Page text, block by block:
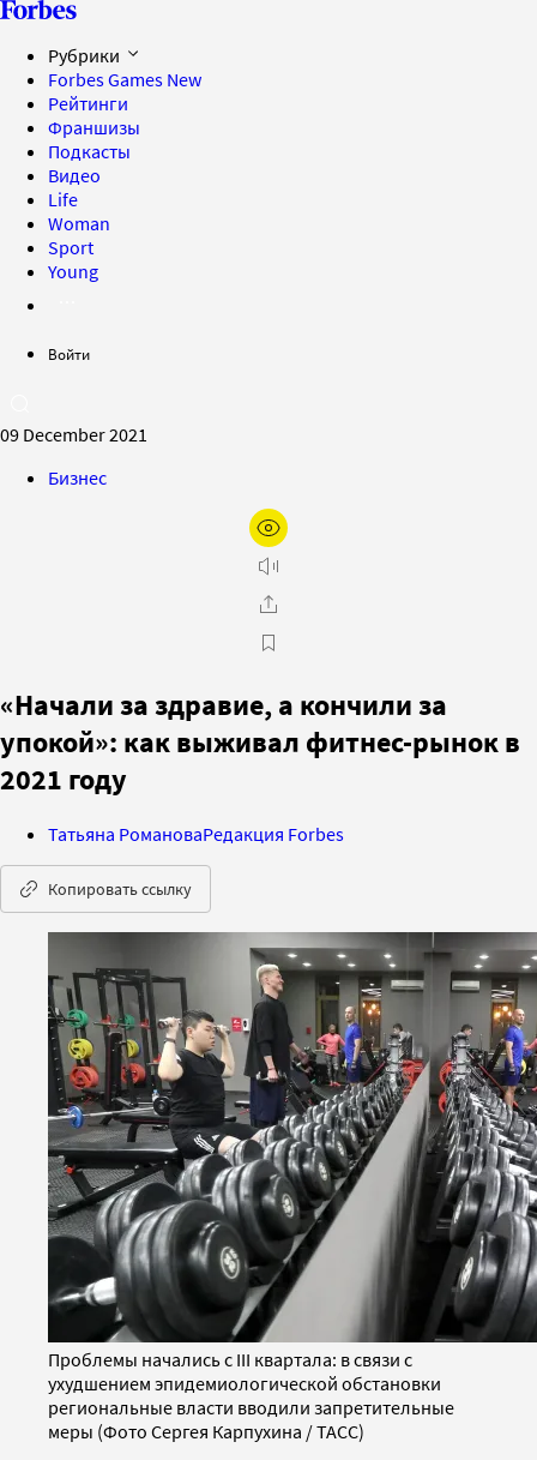
Рубрики
Forbes Games New
Рейтинги
Франшизы
Подкасты
Видео
Life
Woman
Sport
Young
Войти
09 December 2021
Бизнес
«Начали за здравие, а кончили за
упокой»: как выживал фитнес-рынок в
2021 году
Татьяна РомановаРедакция Forbes
Копировать ссылку
Проблемы начались с III квартала: в связи с
ухудшением эпидемиологической обстановки
региональные власти вводили запретительные
меры (Фото Сергея Карпухина / ТАСС)